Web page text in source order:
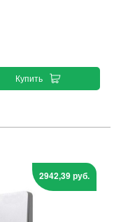
Купить
2942,39 руб.